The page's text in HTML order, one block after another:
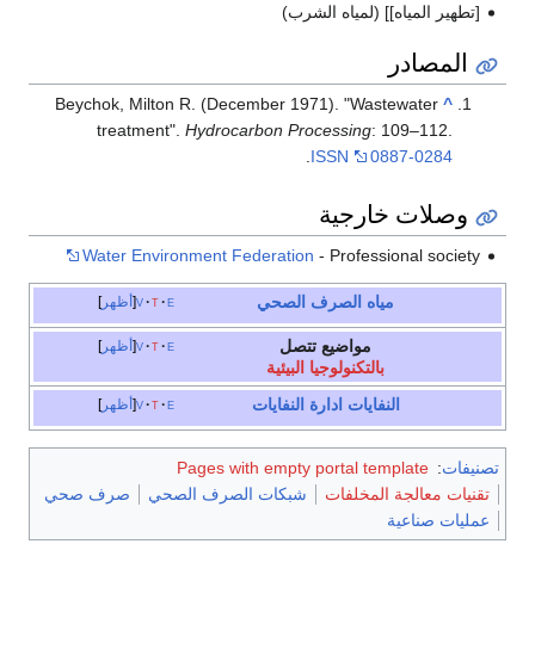
[تطهير المياه]] (لمياه الشرب)
المصادر
^
Beychok, Milton R. (December 1971). "Wastewater
treatment".Hydrocarbon Processing: 109–112.
ISSN
0887-0284
.
وصلات خارجية
Water Environment Federation - Professional society
أظهر v t e مياه الصرف الصحي
أظهر v t e
مواضيع تتصل
بالتكنولوجيا البيئية
أظهر v t e النفايات ادارة النفايات
تصنيفات:
Pages with empty portal template
تقنيات معالجة المخلفات
شبكات الصرف الصحي
صرف صحي
عمليات صناعية